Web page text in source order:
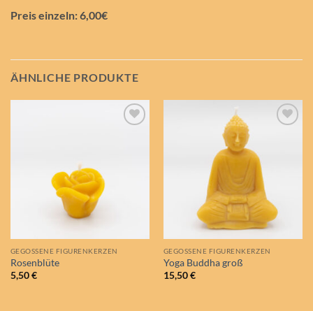
Preis einzeln: 6,00€
ÄHNLICHE PRODUKTE
GEGOSSENE FIGURENKERZEN
Rosenblüte
5,50€
GEGOSSENE FIGURENKERZEN
Yoga Buddha groß
15,50€